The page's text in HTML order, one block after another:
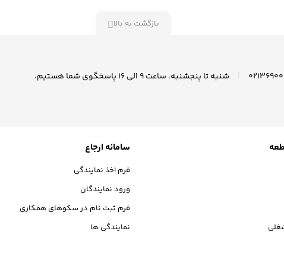
بازگشت به بالا
شنبه تا پنجشنبه، ساعت ۹ الی ۱6 پاسخگوی شما هستیم.
سامانه ارجاع
فرم اخذ نمایندگی
ورود نمایندگان
فرم ثبت نام در سکوهای همکاری
نمایندگی ها